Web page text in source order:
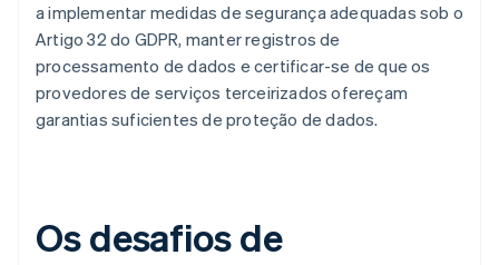
a implementar medidas de segurança adequadas sob o
Artigo 32 do GDPR, manter registros de
processamento de dados e certificar-se de que os
provedores de serviços terceirizados ofereçam
garantias suficientes de proteção de dados.
Os desafios de